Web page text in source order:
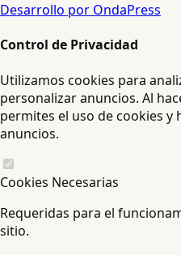
Desarrollo por OndaPress
Control de Privacidad
Utilizamos cookies para
personalizar anuncios. Al
permites el uso de cookies y
anuncios.
Cookies Necesarias
Requeridas para el
sitio.